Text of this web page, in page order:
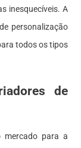
inesquecíveis. A
personalização
todos os tipos
de
mercado para a